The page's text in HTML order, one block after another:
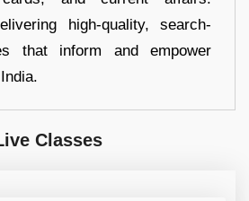
high-quality, search-
that inform and empower
Classes